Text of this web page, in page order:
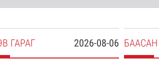
2026-08-06
ГАРАГ БААСАН